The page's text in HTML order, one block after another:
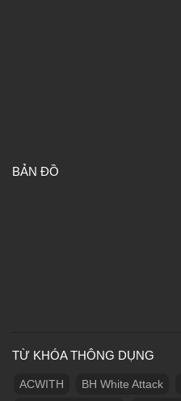
BẢN ĐỒ
TỪ KHÓA THÔNG DỤNG
ACWITH BH White Attack